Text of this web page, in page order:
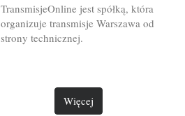
TransmisjeOnline jest spółką, która
organizuje transmisje Warszawa od
strony technicznej.
Więcej